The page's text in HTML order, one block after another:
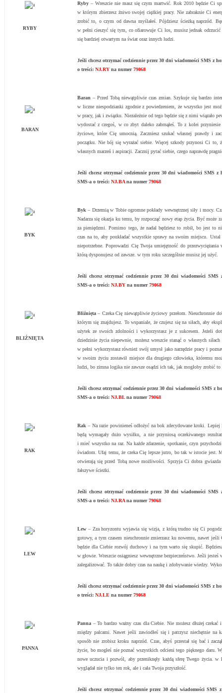
RYBY
Ryby– Wreszcie nie masz się czym martwić. Rok 2010 będzie Ci
w którym zbierzesz żniwo swojej ciężkiej pracy. Nie zabraknie Ci
zrobić to, o czym od dawna myślałeś. Pójdziesz ścieżką naprzód.
w pełni cieszyć się tym, co ofiarowuje Ci los, musisz jednak
się bardziej otwartym na świat oraz innych ludzi.
Jeśli chcesz otrzymać codziennie przez 30 dni wiadomości SMS z
o treści: NJ.RYna numer79068
BARAN
Baran – Przed Tobą niewątpliwie czas zmian. Szykuje się bardzo
w liczne niespodzianki zgodnie z powiedzeniem, że wszystko jest
w pracy, jak i związku. Niezależnie od tego będzie się z nimi wiązało
wydostać z czegoś, w co zbyt daleko zabrnąłeś. To z kolei
życiowe, które Cię umocnią. Zaczniesz szukać własnej prawdy i
początku. Nie bój się wyrażać siebie. Więcej szkody przynosi Ci to,
własnych marzeń i aspiracji. Zacznij pytać siebie, czego naprawdę
Jeśli chcesz otrzymać codziennie przez 30 dni wiadomości SMS
SMS-a o treści: NJ.BAna numer79068
BYK
Byk – Drzemią w Tobie ogromne pokłady wewnętrznej siły i mocy.
Nadarza się okazja ku temu, by rozpocząć nowy etap życia. Być może
za pieniędzmi. Pomimo tego, że nadal będziesz to robił, bo jest to
czas na to, aby poukładać wszystkie sprawy na swoim miejscu.
niepotrzebne. Poprowadzi Cię Twoja umiejętność do
którą dysponujesz od zawsze. w tym roku szczególnie musisz jej użyć.
Jeśli chcesz otrzymać codziennie przez 30 dni wiadomości
SMS-a o treści: NJ.BYna numer79068
BLIŹNIĘTA
Bliźnięta– Czeka Cię niewątpliwie życiowy przełom. Nieuchronnie
którym się znajdujesz. To wspaniale, że czujesz się na siłach, aby
użytek ze swoich zdolności i wykorzystasz je z sukcesem. Jeżeli
dziedzinie życia niepewnie, możesz wreszcie stanąć o własnych
w pełni wykorzystasz również swój umysł jako narzędzie pracy i
w swoim życiu zostawił miejsce dla drugiego człowieka, któremu
ludzi, bo zimna logika nie zawsze osądzi ich tak, jak mogłoby zrobić to
Jeśli chcesz otrzymać codziennie przez 30 dni wiadomości SMS z
SMS-a o treści: NJ.BLna numer79068
RAK
Rak – Na razie powinieneś odłożyć na bok zdecydowane kroki.
będą wymagały dużo wysiłku, a nie przyniosą oczekiwanego
i mieć wszystko na raz. Na każde zdarzenie, spotkanie, czyn
świadom. Ufaj temu, że czeka Cię lepsze jutro, bo tak w istocie jest.
otwierają się przed Tobą nowe możliwości. Sprzyja Ci dobra
fałszywe ścieżki.
Jeśli chcesz otrzymać codziennie przez 30 dni wiadomości
SMS-a o treści: NJ.RAna numer79068
LEW
Lew– Zza horyzontu wyjawia się wizja, z którą trudno się Ci
gotowy, a tym czasem nieuchronnie zmierzasz ku nowemu, nawet
będzie dla Ciebie rozwój duchowy i na tym warto się skupić.
w głowie. Wreszcie osiągniesz wewnętrzne bezpieczeństwo. Jeśli
zalegalizować. To także dobry czas na naukę i zdobywanie wiedzy.
Jeśli chcesz otrzymać codziennie przez 30 dni wiadomości SMS z
o treści: NJ.LEna numer79068
PANNA
Panna– To bardzo ważny czas dla Ciebie. Nie możesz dłużej czekać
między palcami. Nawet jeśli zawiodłeś się i patrzysz niechętnie na
sposób nie zrobisz kroku naprzód. Czas, abyś przestał się bać i
życie, bo mogłeś nie poznać wszystkich odcieni tego pięknego daru.
nowe uczucia i pozwól, aby przeniknęły każdą sferę Twego życia.
wyglądał nie tylko ten rok, ale i cała Twoja przyszłość.
Jeśli chcesz otrzymać codziennie przez 30 dni wiadomości SMS